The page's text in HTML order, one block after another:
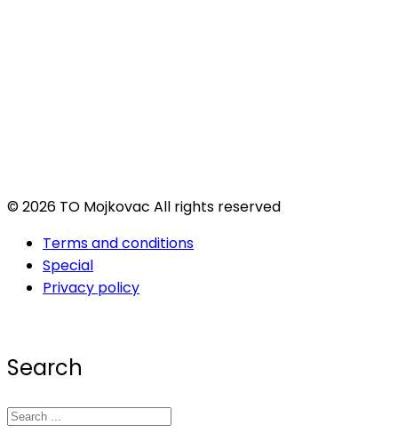
© 2026 TO Mojkovac All rights reserved
Terms and conditions
Special
Privacy policy
Search